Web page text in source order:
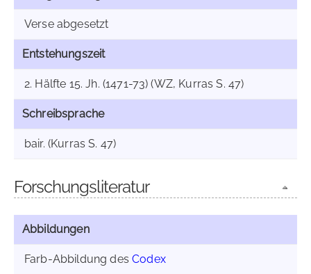
Verse abgesetzt
Entstehungszeit
2. Hälfte 15. Jh. (1471-73) (WZ, Kurras S. 47)
Schreibsprache
bair. (Kurras S. 47)
Forschungsliteratur
Abbildungen
Farb-Abbildung desCodex